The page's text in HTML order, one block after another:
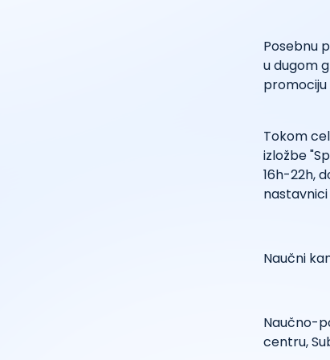
Posebnu
u dugom
promociju
Tokom
izložbe
16h-22h,
nastavnici
Naučni
Naučno-
centru,